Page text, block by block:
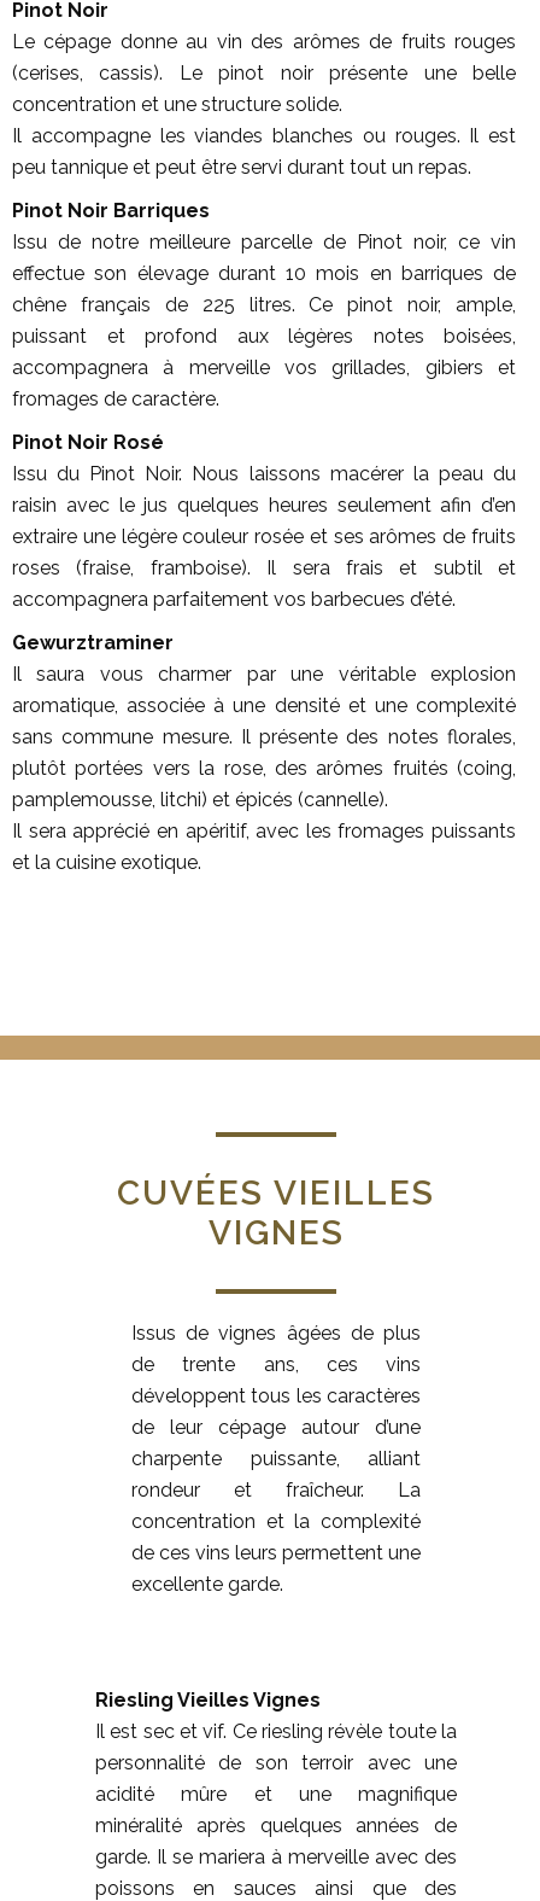
Pinot Noir
Le cépage donne au vin des arômes de fruits rouges
(cerises, cassis). Le pinot noir présente une belle
concentration et une structure solide.
Il accompagne les viandes blanches ou rouges. Il est
peu tannique et peut être servi durant tout un repas.
Pinot Noir Barriques
Issu de notre meilleure parcelle de Pinot noir, ce vin
effectue son élevage durant 10 mois en barriques de
chêne français de 225 litres. Ce pinot noir, ample,
puissant et profond aux légères notes boisées,
accompagnera à merveille vos grillades, gibiers et
fromages de caractère.
Pinot Noir Rosé
Issu du Pinot Noir. Nous laissons macérer la peau du
raisin avec le jus quelques heures seulement afin d’en
extraire une légère couleur rosée et ses arômes de fruits
roses (fraise, framboise). Il sera frais et subtil et
accompagnera parfaitement vos barbecues d’été.
Gewurztraminer
Il saura vous charmer par une véritable explosion
aromatique, associée à une densité et une complexité
sans commune mesure. Il présente des notes florales,
plutôt portées vers la rose, des arômes fruités (coing,
pamplemousse, litchi) et épicés (cannelle).
Il sera apprécié en apéritif, avec les fromages puissants
et la cuisine exotique.
CUVÉES VIEILLES
VIGNES
Issus de vignes âgées de plus
de trente ans, ces vins
développent tous les caractères
de leur cépage autour d’une
charpente puissante, alliant
rondeur et fraîcheur. La
concentration et la complexité
de ces vins leurs permettent une
excellente garde.
Riesling Vieilles Vignes
Il est sec et vif. Ce riesling révèle toute la
personnalité de son terroir avec une
acidité mûre et une magnifique
minéralité après quelques années de
garde. Il se mariera à merveille avec des
poissons en sauces ainsi que des